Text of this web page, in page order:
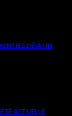
DÉJÀ UN
ACTUELLE